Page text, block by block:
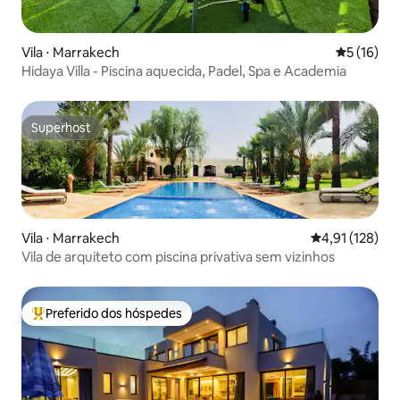
Vila ⋅ Marrakech 5 de uma
5 (16)
Hidaya Villa - Piscina aquecida, Padel, Spa e Academia
Superhost
Superhost
Vila ⋅ Marrakech 4,91 de uma
4,91 (128)
Vila de arquiteto com piscina privativa sem vizinhos
Entre os melhores preferidos dos hóspedes
Preferido dos hóspedes